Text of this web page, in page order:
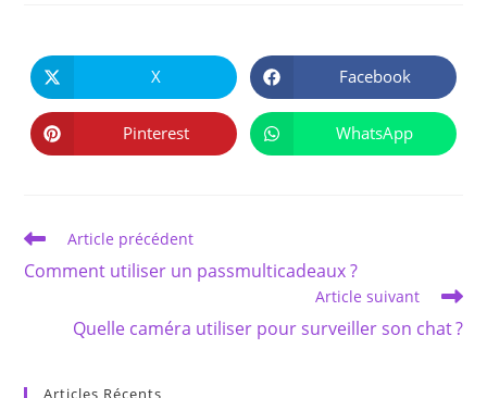
CE
CONTENU
Ouvrir
dans
une
autre
fenêtre
X Ouvrir
dans
une
autre
fenêtre
Facebook
Ouvrir
dans
Pinterest Ouvrir
dans
WhatsApp
Read
articles
Article précédent
Comment utiliser un passmulticadeaux ?
Article suivant
Quelle caméra utiliser pour surveiller son chat ?
Articles Récents